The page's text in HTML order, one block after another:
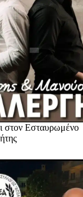
στον Εσταυρωμένο